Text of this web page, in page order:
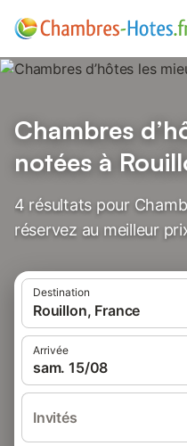
Chambres
notées à
4 résultats pour
réservez au meilleur
Destination
Rouillon, France
Arrivée
sam. 15/08
Invités